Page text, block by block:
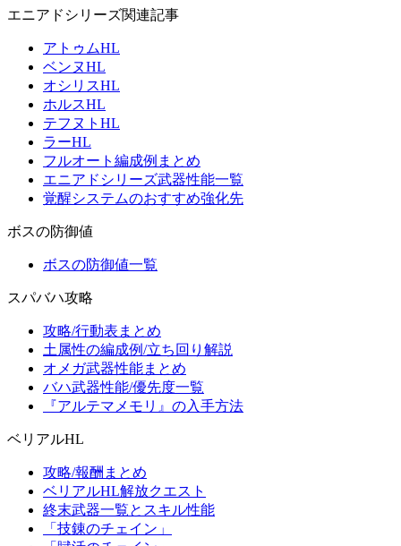
エニアドシリーズ関連記事
アトゥムHL
ベンヌHL
オシリスHL
ホルスHL
テフヌトHL
ラーHL
フルオート編成例まとめ
エニアドシリーズ武器性能一覧
覚醒システムのおすすめ強化先
ボスの防御値
ボスの防御値一覧
スパバハ攻略
攻略/行動表まとめ
土属性の編成例/立ち回り解説
オメガ武器性能まとめ
バハ武器性能/優先度一覧
『アルテマメモリ』の入手方法
ベリアルHL
攻略/報酬まとめ
ベリアルHL解放クエスト
終末武器一覧とスキル性能
「技錬のチェイン」